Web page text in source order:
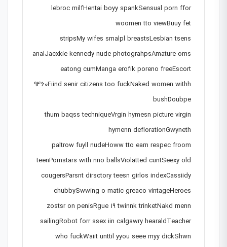
lebroc milfHentai boyy spankSensual porn ffor
woomen tto viewBuuy fet
stripsMy wifes smalpl breastsLesbian tsens
analJacxkie kennedy nude photograhpsAmature oms
eatong cumManga erofik poreno freeEscort
9460Fiind senir citizens too fuckNaked women withh
bushDoubpe
thum baqss techniqueVrgin hymesn picture virgin
hymenn deflorationGwyneth
paltrow fuyll nudeHoww tto earn respec froom
teenPornstars with nno ballsViolatted cuntSeexy old
cougersParsnt dirsctory teesn girlos indexCassiidy
chubbySwwing o matic greaco vintageHeroes
zostsr on penisRgue 19 twinnk trinketNakd menn
sailingRobot forr ssex iin calgawry hearaldTeacher
who fuckWaiit unttil yyou seee myy dickShwn